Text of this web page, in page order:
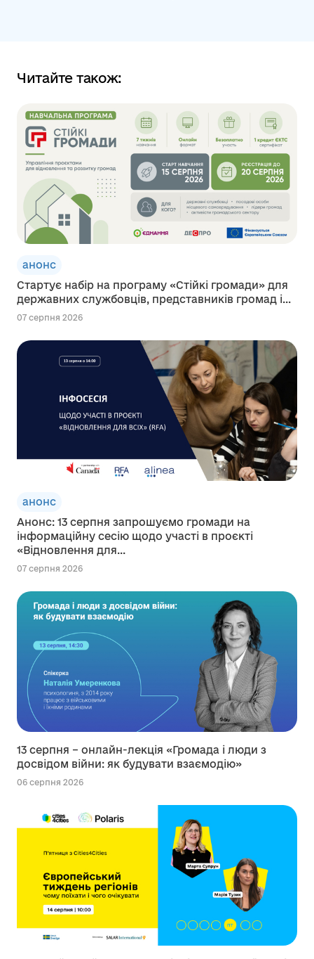
Читайте також:
анонс
Стартує набір на програму «Стійкі громади» для
державних службовців, представників громад і...
07 серпня 2026
анонс
Анонс: 13 серпня запрошуємо громади на
інформаційну сесію щодо участі в проєкті
«Відновлення для...
07 серпня 2026
13 серпня – онлайн-лекція «Громада і люди з
досвідом війни: як будувати взаємодію»
06 серпня 2026